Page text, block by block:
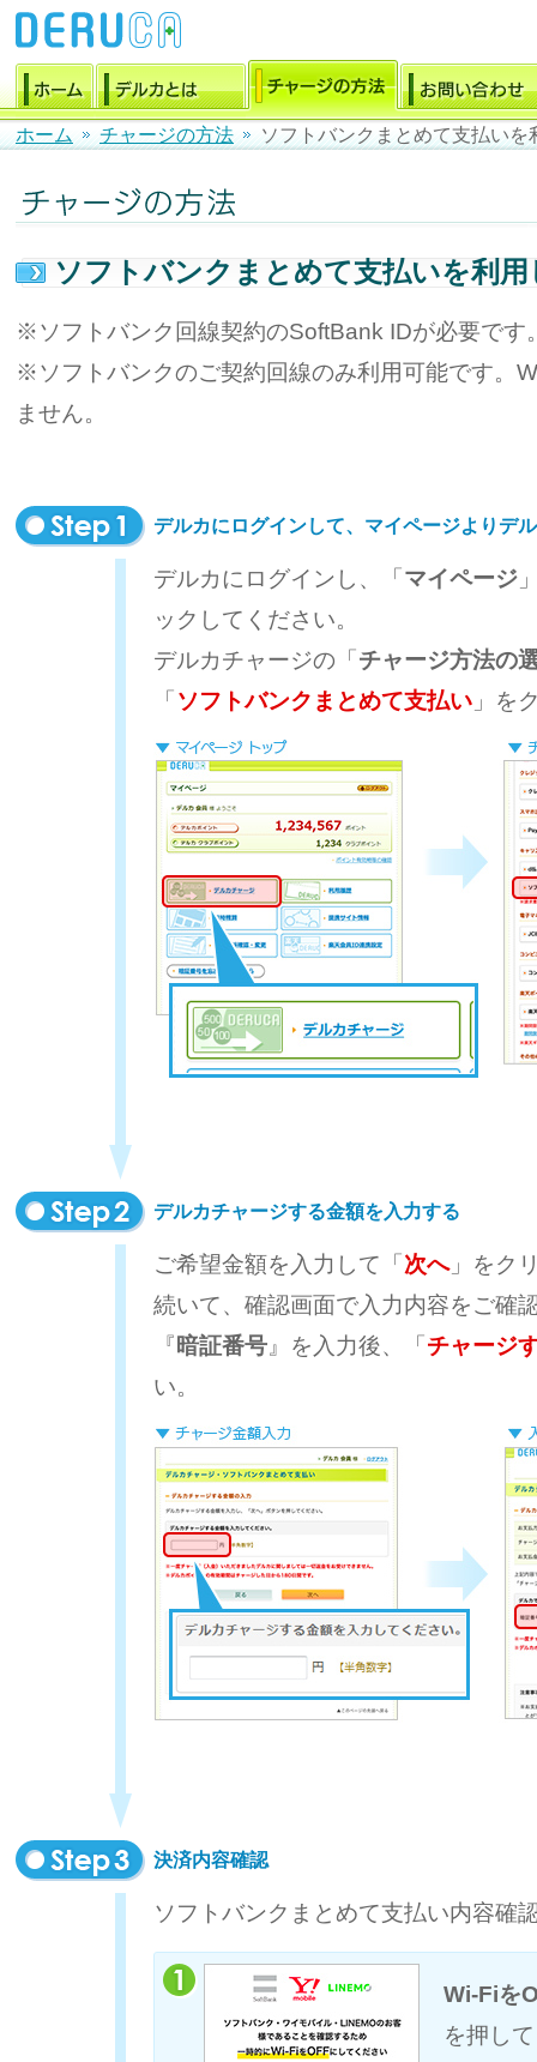
ホーム チャージの方法 ソフトバンクまとめて支払い
ソフトバンクまとめて支払いを利
※ソフトバンク回線契約のSoftBank IDが必要です
※ソフトバンクのご契約回線のみ利用可能です。
ません。
デルカにログインして、マイページよりデ
デルカにログインし、「 マイページ
ックしてください。
デルカチャージの「 チャージ方法の
「 ソフトバンクまとめて支払い 」を
デルカチャージする金額を入力する
ご希望金額を入力して「 次へ」をク
続いて、確認画面で入力内容をご確
『 暗証番号 』を入力後、「 チャージ
い。
決済内容確認
ソフトバンクまとめて支払い内容確
Wi-Fiを
を押し